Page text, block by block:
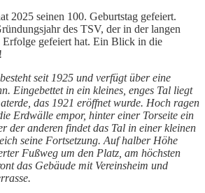
2025 seinen 100. Geburtstag gefeiert.
des TSV, der in der langen
Erfolge gefeiert hat. Ein Blick in die
seit 1925 und verfügt über eine
Eingebettet in ein kleines, enges Tal liegt
das 1921 eröffnet wurde. Hoch ragen
Erdwälle empor, hinter einer Torseite ein
der anderen findet das Tal in einer kleinen
seine Fortsetzung. Auf halber Höhe
Fußweg um den Platz, am höchsten
das Gebäude mit Vereinsheim und